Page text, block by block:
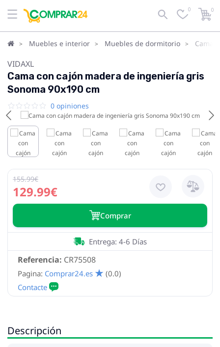
0 0
Muebles e interior Muebles de dormitorio Camas
VIDAXL
Cama con cajón madera de ingeniería gris
Sonoma 90x190 cm
0 opiniones
129.99€
155.99€
Сomprar
Referencia: CR75508
Entrega: 4-6 Días
Pagina: Comprar24.es (0.0)
Descripción